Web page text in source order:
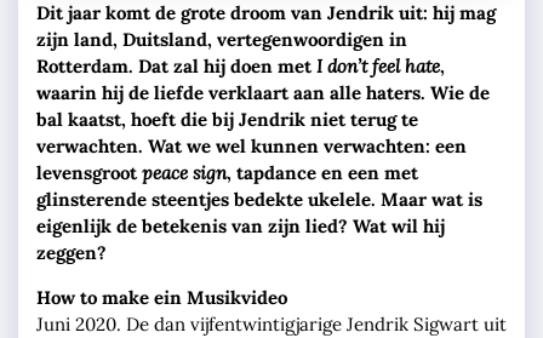
Dit jaar komt de grote droom van Jendrik uit: hij mag
zijn land, Duitsland, vertegenwoordigen in
Rotterdam. Dat zal hij doen metI don’tfeel hate,
waarin hij de liefde verklaart aan alle haters. Wie de
bal kaatst, hoeft die bij Jendrik niet terug te
verwachten. Wat we wel kunnen verwachten: een
levensgrootpeace sign, tapdance en een met
glinsterende steentjes bedekte ukelele. Maar wat is
eigenlijk de betekenis van zijn lied? Wat wil hij
zeggen?
How to make ein Musikvideo
Juni 2020. De dan vijfentwintigjarige Jendrik Sigwart uit